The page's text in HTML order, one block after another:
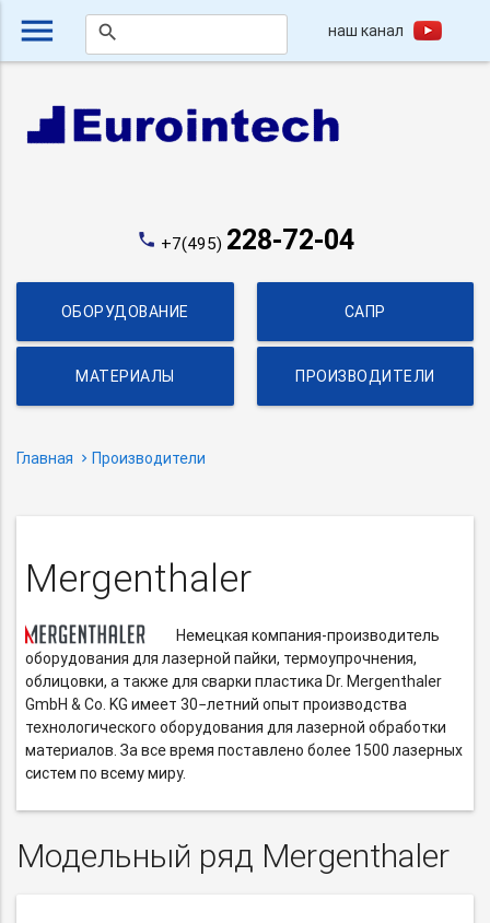
menu search наш канал
phone +7(495) 228-72-04
ОБОРУДОВАНИЕ САПР
МАТЕРИАЛЫ ПРОИЗВОДИТЕЛИ
Главная Производители
Mergenthaler
Немецкаякомпания-производитель
оборудования для лазерной пайки, термоупрочнения,
облицовки, а также для сварки пластика Dr. Mergenthaler
GmbH & Co. KG имеет 30−летний опыт производства
технологического оборудования для лазерной обработки
материалов. За все время поставлено более 1500 лазерных
систем по всему миру.
Модельный ряд Mergenthaler